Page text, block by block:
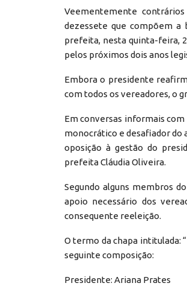
Veementemente
dezessete que compõem a
prefeita, nesta quinta-feira,
pelos próximos dois anos
Embora o presidente
com todos os vereadores, o
Em conversas informais
monocrático e desafiador do
oposição à gestão do
prefeita Cláudia Oliveira.
Segundo alguns membros
apoio necessário dos
consequente reeleição.
O termo da chapa intitulada:
seguinte composição:
Presidente: Ariana Prates